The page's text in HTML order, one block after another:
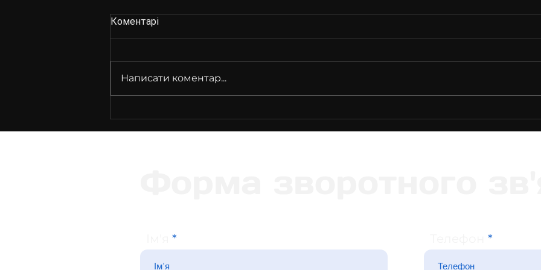
Коментарі
Написати коментар...